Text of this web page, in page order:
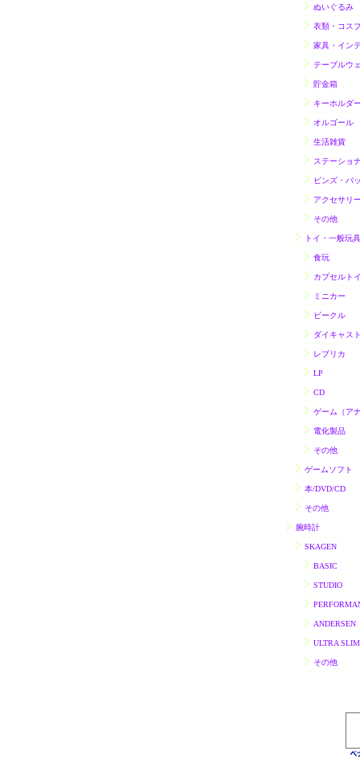
ぬいぐるみ
衣類・コス
家具・イン
テーブルウ
貯金箱
キーホルダー
オルゴール
生活雑貨
ステーショ
ビンズ・バ
アクセサリー
その他
トイ・一般玩具
食玩
カプセルトイ
ミニカー
ビークル
ダイキャス
レプリカ
LP
CD
ゲーム（ア
電化製品
その他
ゲームソフト
本/DVD/CD
その他
腕時計
SKAGEN
BASIC
STUDIO
ANDERSEN
ULTRA SLIM
その他